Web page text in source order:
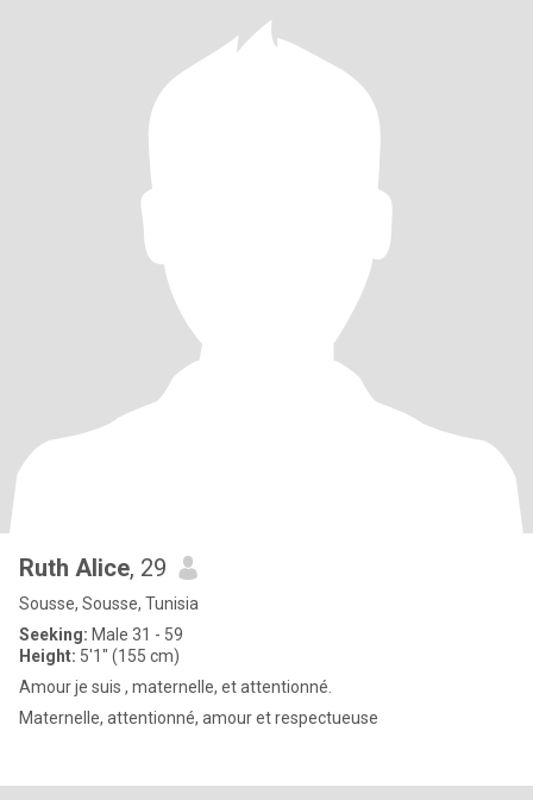
Ruth Alice, 29
Sousse, Sousse, Tunisia
Seeking: Male 31 - 59
Height: 5'1" (155 cm)
Amour je suis , maternelle, et attentionné.
Maternelle, attentionné, amour et respectueuse